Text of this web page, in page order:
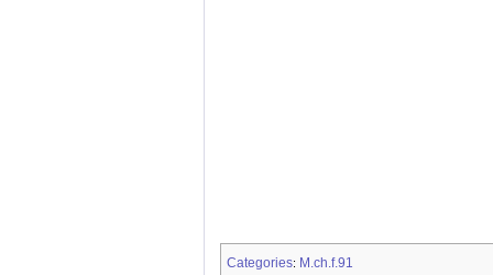
Categories: M.ch.f.91